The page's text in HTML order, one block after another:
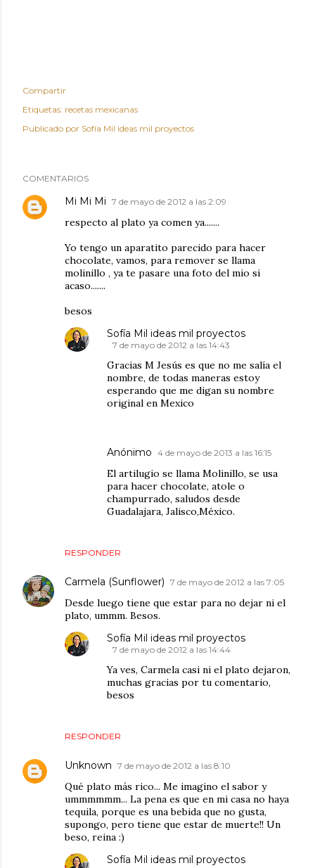
Compartir
Etiquetas: recetas mexicanas
Publicado por Sofía Mil ideas mil proyectos
COMENTARIOS
Mi Mi Mi 7 de mayo de 2012 a las 2:09
respecto al plato ya comen ya.......
Yo tengo un aparatito parecido para hacer
chocolate, vamos, para remover se llama
molinillo , ya te pasare una foto del mio si
acaso.......
besos
RESPONDER
Sofía Mil ideas mil proyectos
7 de mayo de 2012 a las 14:43
Gracias M Jesús es que no me salía el
nombre, de todas maneras estoy
esperando que me digan su nombre
original en Mexico
Anónimo 4 de mayo de 2013 a las 16:15
El artilugio se llama Molinillo, se usa
para hacer chocolate, atole o
champurrado, saludos desde
Guadalajara, Jalisco,México.
Carmela (Sunflower) 7 de mayo de 2012 a las 7:05
Desde luego tiene que estar para no dejar ni el
plato, ummm. Besos.
RESPONDER
Sofía Mil ideas mil proyectos
7 de mayo de 2012 a las 14:44
Ya ves, Carmela casi ni el plato dejaron,
muchas gracias por tu comentario,
besos
Unknown 7 de mayo de 2012 a las 8:10
Qué plato más rico... Me imagino el sabor y
ummmmmm... La pena es que en mi casa no haya
tequila, porque es una bebida que no gusta,
supongo, pero tiene que estar de muerte!! Un
beso, reina :)
Sofía Mil ideas mil proyectos